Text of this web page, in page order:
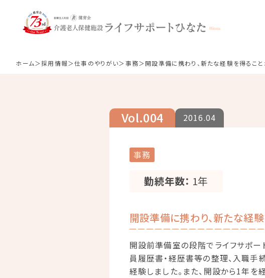
管理栄養士・調理員
仕事のやりがい
ホーム 採用情報 仕事のやりがい 事務 開設準備に携わり、新たな経験を得ること
Vol.004 2016.04
事務
勤続年数： 1年
開設準備に携わり、新たな経
開設前準備室の段階でライフサポー
員履歴書・経歴書等の整理、入職
経験しました。また、開設から1年